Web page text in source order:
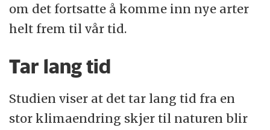
om det fortsatte å komme inn nye arter
helt frem til vår tid.
Tar lang tid
Studien viser at det tar lang tid fra en
stor klimaendring skjer til naturen blir